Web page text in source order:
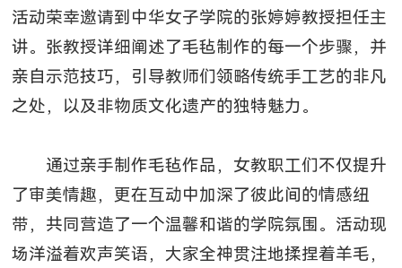
活动荣幸邀请到中华女子学院的张婷婷教授担任主
讲。张教授详细阐述了毛毡制作的每一个步骤，并
亲自示范技巧，引导教师们领略传统手工艺的非凡
之处，以及非物质文化遗产的独特魅力。
通过亲手制作毛毡作品，女教职工们不仅提升
了审美情趣，更在互动中加深了彼此间的情感纽
带，共同营造了一个温馨和谐的学院氛围。活动现
场洋溢着欢声笑语，大家全神贯注地揉捏着羊毛，